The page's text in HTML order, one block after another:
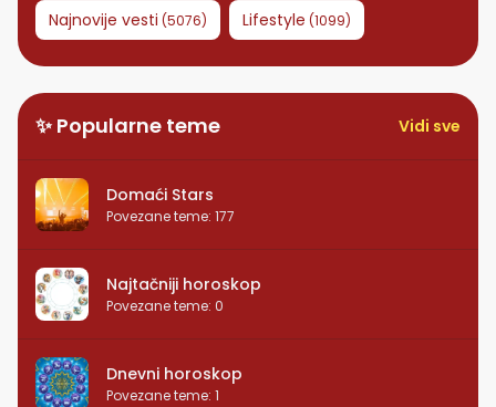
Najnovije vesti (5076) Lifestyle (1099)
✨ Popularne teme Vidi sve
Domaći Stars
Povezane teme: 177
Najtačniji horoskop
Povezane teme: 0
Dnevni horoskop
Povezane teme: 1